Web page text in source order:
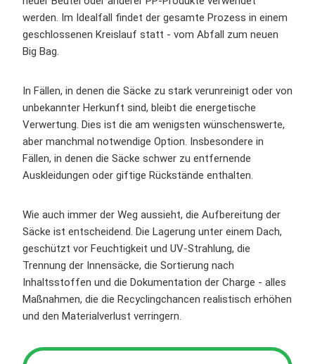
werden. Im Idealfall findet der gesamte Prozess in einem
geschlossenen Kreislauf statt - vom Abfall zum neuen
Big Bag.
In Fällen, in denen die Säcke zu stark verunreinigt oder von
unbekannter Herkunft sind, bleibt die energetische
Verwertung. Dies ist die am wenigsten wünschenswerte,
aber manchmal notwendige Option. Insbesondere in
Fällen, in denen die Säcke schwer zu entfernende
Auskleidungen oder giftige Rückstände enthalten.
Wie auch immer der Weg aussieht, die Aufbereitung der
Säcke ist entscheidend. Die Lagerung unter einem Dach,
geschützt vor Feuchtigkeit und UV-Strahlung, die
Trennung der Innensäcke, die Sortierung nach
Inhaltsstoffen und die Dokumentation der Charge - alles
Maßnahmen, die die Recyclingchancen realistisch erhöhen
und den Materialverlust verringern.